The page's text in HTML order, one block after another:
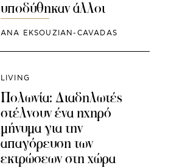
υποδύθηκαν άλλοι
ANA EKSOUZIAN-CAVADAS
LIVING
Πολωνία: Διαδηλωτές
στέλνουν ένα ηχηρό
μήνυμα για την
απαγόρευση των
εκτρώσεων στη χώρα